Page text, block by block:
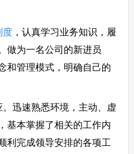
度，认真学习业务知识，履
做为一名公司的新进员
和管理模式，明确自己的
迅速熟悉环境，主动、虚
基本掌握了相关的工作内
利完成领导安排的各项工